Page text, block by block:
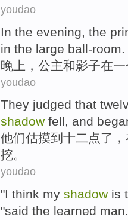
youdao
In the evening the
in the large ball-room
晚上 ， 公主和影子在
youdao
They judged that
shadow fell, and
他们估摸到 十二点了
挖。
youdao
"I think my shadow is
"said the learned man.